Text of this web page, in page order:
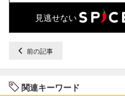
見逃せない
前の記事
関連キーワード